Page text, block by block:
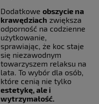
Dodatkowe obszycie na
krawędziach zwiększa
odporność na codzienne
użytkowanie,
sprawiając, że koc staje
się niezawodnym
towarzyszem relaksu na
lata. To wybór dla osób,
które cenią nie tylko
estetykę, ale i
wytrzymałość.